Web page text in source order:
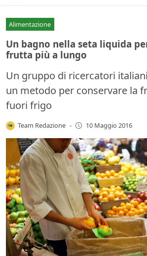
Alimentazione
Un bagno nella seta liquida
frutta più a lungo
Un gruppo di ricercatori
un metodo per conservare la
fuori frigo
Team Redazione - 10 Maggio 2016